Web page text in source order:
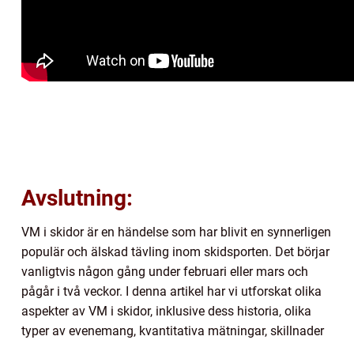
Avslutning:
VM i skidor är en händelse som har blivit en synnerligen
populär och älskad tävling inom skidsporten. Det börjar
vanligtvis någon gång under februari eller mars och
pågår i två veckor. I denna artikel har vi utforskat olika
aspekter av VM i skidor, inklusive dess historia, olika
typer av evenemang, kvantitativa mätningar, skillnader